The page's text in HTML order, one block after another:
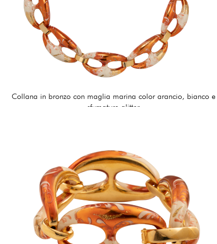
Collana in bronzo con maglia marina color arancio, bianco e
sfumature glitter